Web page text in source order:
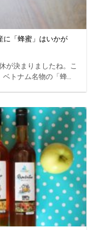
に「蜂蜜」はいかが
が決まりましたね。こ
トナム名物の「蜂